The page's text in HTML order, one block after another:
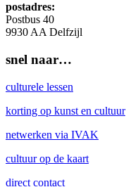
postadres:
Postbus 40
9930 AA Delfzijl
snel naar…
culturele lessen
korting op kunst en cultuur
netwerken via IVAK
cultuur op de kaart
direct contact